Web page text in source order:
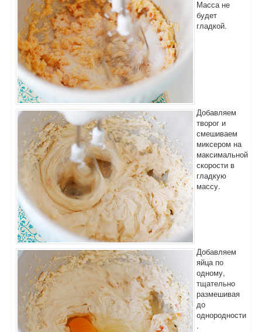
Масса не
будет
гладкой.
Добавляем
творог и
смешиваем
миксером на
максимальной
скорости в
гладкую
массу.
Добавляем
яйца по
одному,
тщательно
размешивая
до
однородности
.